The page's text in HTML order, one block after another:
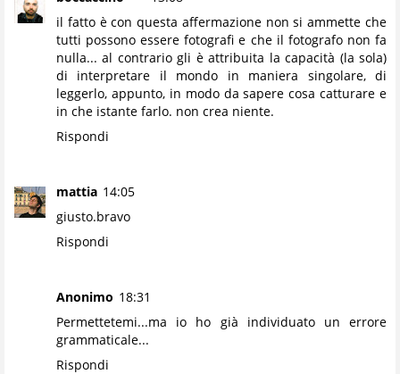
il fatto è con questa affermazione non si ammette che
tutti possono essere fotografi e che il fotografo non fa
nulla... al contrario gli è attribuita la capacità (la sola)
di interpretare il mondo in maniera singolare, di
leggerlo, appunto, in modo da sapere cosa catturare e
in che istante farlo. non crea niente.
Rispondi
mattia 14:05
giusto.bravo
Rispondi
Anonimo 18:31
Permettetemi...ma io ho già individuato un errore
grammaticale...
Rispondi